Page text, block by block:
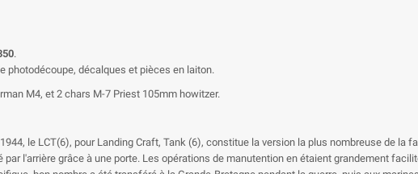
.
photodécoupe, décalques et pièces en laiton.
M4, et 2 chars M-7 Priest 105mm howitzer.
le LCT(6), pour Landing Craft, Tank (6), constitue la version la plus nombreuse de la
l'arrière grâce à une porte. Les opérations de manutention en étaient grandement